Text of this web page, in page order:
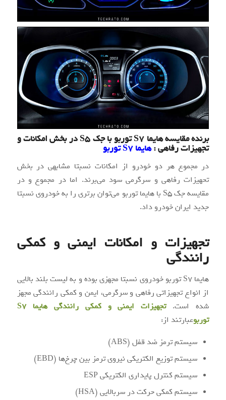
برنده مقایسه هایما S7 توربو با جک S5 در بخش امکانات و
تجهیزات رفاهی :هایما S7 توربو
در مجموع هر دو خودرو از امکانات نسبتا مشابهی در بخش
تحهیزات رفاهی و سرگرمی سود می‌برند. اما در مجموع و در
مقایسه جک S5 با هایما توربو می‌توان برتری را به خودروی نسبتا
جدید ایران خودرو داد.
تجهیزات و امکانات ایمنی و کمکی
رانندگی
هایما S7 توربو خودروی نسبتا مجهزی بوده و به لیست بلند بالایی
از انواع تجهیزاتی رفاهی و سرگرمی، ایمن و کمکی رانندگی مجهز
شده است.
تجهیزات ایمنی و کمکی رانندگی هایما S7
توربوعبارتند از:
سیستم ترمز ضد قفل (ABS)
سیستم توزیع الکتریکی نیروی ترمز بین چرخ‌ها (EBD)
سیستم کنترل پایداری الکتریکی ESP
سیستم کمکی حرکت در سربالایی (HSA)